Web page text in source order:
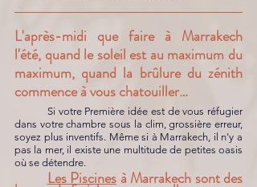
L'après-midi que faire à Marrakech
l'été, quand le soleil est au maximum du
maximum, quand la brûlure du zénith
commence à vous chatouiller…
dans votre chambre sous la clim, grossière erreur,
soyez plus inventifs. Même si à Marrakech, il n'y a
pas la mer, il existe une multitude de petites oasis
où se détendre.
Les Piscines à Marrakech sont des